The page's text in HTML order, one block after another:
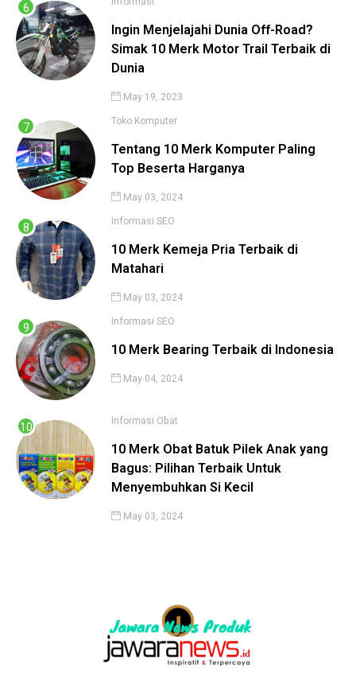
Ingin Menjelajahi Dunia Off-Road?
Simak 10 Merk Motor Trail Terbaik di
Dunia
May 19, 2023
Toko Komputer
Tentang 10 Merk Komputer Paling
Top Beserta Harganya
May 03, 2024
Informasi SEO
10 Merk Kemeja Pria Terbaik di
Matahari
May 03, 2024
Informasi SEO
10 Merk Bearing Terbaik di Indonesia
May 04, 2024
Informasi Obat
10 Merk Obat Batuk Pilek Anak yang
Bagus: Pilihan Terbaik Untuk
Menyembuhkan Si Kecil
May 03, 2024